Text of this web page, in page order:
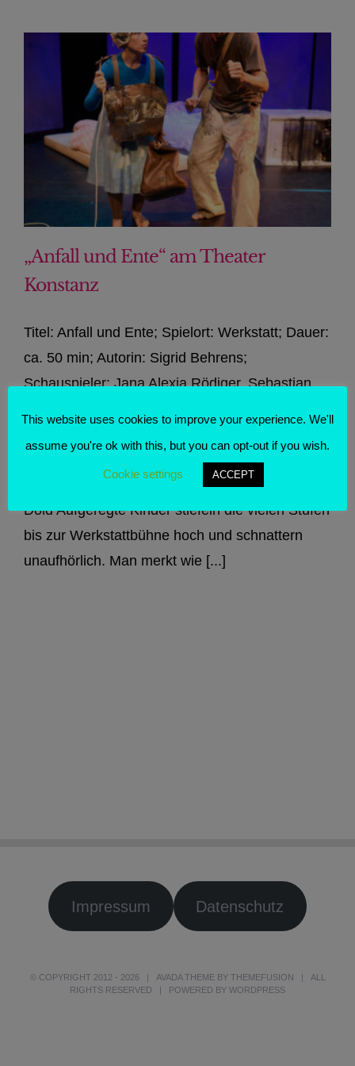
„Anfall und Ente“ am Theater
Konstanz
Titel: Anfall und Ente; Spielort: Werkstatt; Dauer:
ca. 50 min; Autorin: Sigrid Behrens;
Schauspieler: Jana Alexia Rödiger, Sebastian
Dramaturgie: Philipp Teich, Daniel Grünauer;
Musik: James Douglas; Regieassistenz: Miriam
Dold Aufgeregte Kinder stiefeln die vielen Stufen
bis zur Werkstattbühne hoch und schnattern
unaufhörlich. Man merkt wie [...]
Impressum Datenschutz
© COPYRIGHT 2012 - 2026 | AVADA THEME BY THEMEFUSION | ALL
RIGHTS RESERVED | POWERED BY WORDPRESS
This website uses cookies to improve your experience. We'll
assume you're ok with this, but you can opt-out if you wish.
Cookie settings ACCEPT